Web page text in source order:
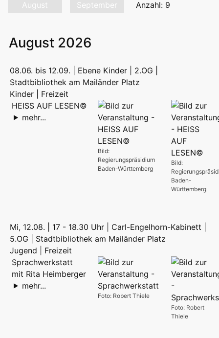
August September Anzahl: 9
August 2026
08.06. bis 12.09. | Ebene Kinder | 2.OG |
Stadtbibliothek am Mailänder Platz
Kinder | Freizeit
Bild:
Baden-
Württemberg
Bild:
Regierungspräsidium
Baden-Württemberg
HEISS AUF LESEN©
mehr...
Mi, 12.08. | 17 - 18.30 Uhr | Carl-Engelhorn-Kabinett |
5.OG | Stadtbibliothek am Mailänder Platz
Jugend | Freizeit
Foto: Robert
Thiele
Foto: Robert Thiele
Sprachwerkstatt
mit Rita Heimberger
mehr...